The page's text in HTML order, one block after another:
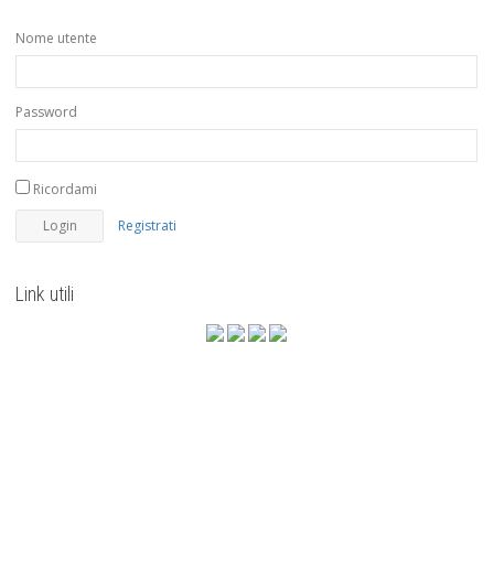
Nome utente
Password
Ricordami
Registrati
Link utili